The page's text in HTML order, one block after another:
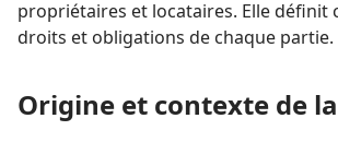
propriétaires et locataires. Elle définit
droits et obligations de chaque partie.
Origine et contexte de